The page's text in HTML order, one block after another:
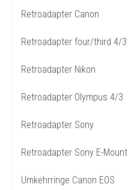
Retroadapter Canon
Retroadapter four/third 4/3
Retroadapter Nikon
Retroadapter Olympus 4/3
Retroadapter Sony
Retroadapter Sony E-Mount
Umkehrringe Canon EOS